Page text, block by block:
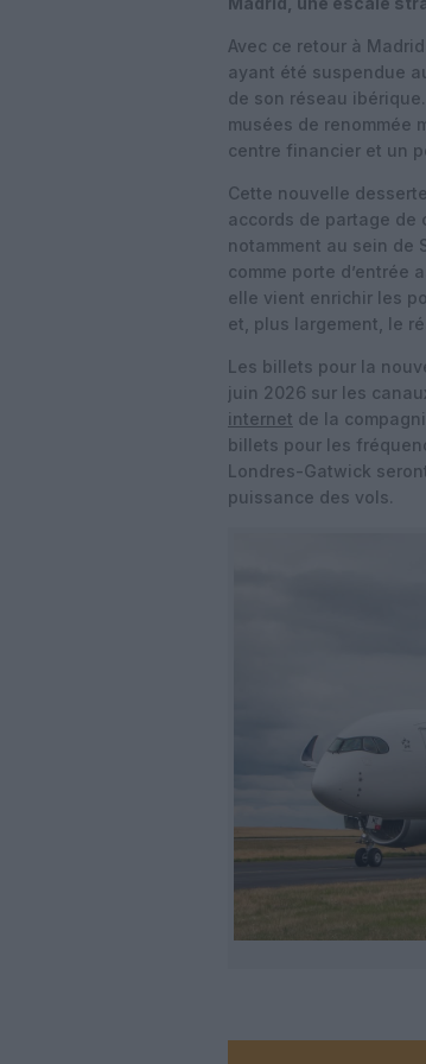
Avec ce retour à
ayant été suspendue
de son réseau
musées de renommée
centre financier et un
Cette nouvelle
accords de partage de
notamment au sein de
comme porte d’entrée
elle vient enrichir les
et, plus largement, le
Les billets pour la
juin 2026 sur les
internet de la
billets pour les
Londres-Gatwick
puissance des vols.